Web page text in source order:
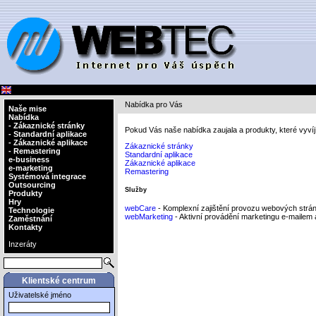
Naše mise
Nabídka
- Zákaznické stránky
- Standardní aplikace
- Zákaznické aplikace
- Remastering
e-business
e-marketing
Systémová integrace
Outsourcing
Produkty
Hry
Technologie
Zaměstnání
Kontakty
Inzeráty
Klientské centrum
Uživatelské jméno
Nabídka pro Vás
Pokud Vás naše nabídka zaujala a produkty, které
Zákaznické stránky
Standardní aplikace
Zákaznické aplikace
Remastering
Služby
webCare - Komplexní zajištění provozu webových
webMarketing - Aktivní provádění marketingu e-mailem